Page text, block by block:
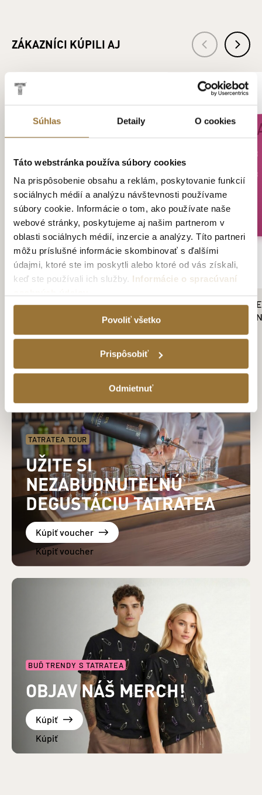
Súhlas Detaily O cookies
Táto webstránka používa súbory cookies
Na prispôsobenie obsahu a reklám, poskytovanie funkcií
sociálnych médií a analýzu návštevnosti používame
súbory cookie. Informácie o tom, ako používate naše
webové stránky, poskytujeme aj našim partnerom v
oblasti sociálnych médií, inzercie a analýzy. Títo partneri
môžu príslušné informácie skombinovať s ďalšími
údajmi, ktoré ste im poskytli alebo ktoré od vás získali,
keď ste používali ich služby. Informácie o spracúvaní
Povoliť všetko
Prispôsobiť
Odmietnuť
ZÁKAZNÍCI KÚPILI AJ
WRITERS‘ TEARS DOUBLE OAK 46%
38.79€
DARČEKOVÉ
IBIŠTEK A
TATRATEA TOUR
UŽITE SI
NEZABUDNUTEĽNÚ
DEGUSTÁCIU TATRATEA
Kúpiť voucher
BUĎ TRENDY S TATRATEA
OBJAV NÁŠ MERCH!
Kúpiť